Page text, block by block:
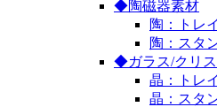
◆陶磁器素材
陶：トレ
陶：スタ
◆ガラス/クリ
晶：トレ
晶：スタ